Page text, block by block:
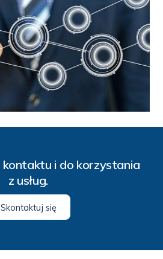
kontaktu i do korzystania
z usług.
Skontaktuj się